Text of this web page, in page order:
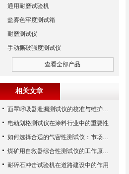
通用耐磨试验机
盐雾色牢度测试箱
耐磨测试仪
手动撕破强度测试仪
查看全部产品
相关文章
面罩呼吸器泄漏测试仪的校准与维护技巧
电动划格测试仪在涂料行业中的重要性
如何选择合适的气密性测试仪：市场指南
煤矿用自救器综合性测试仪的工作原理与功能解析
耐碎石冲击试验机在道路建设中的作用